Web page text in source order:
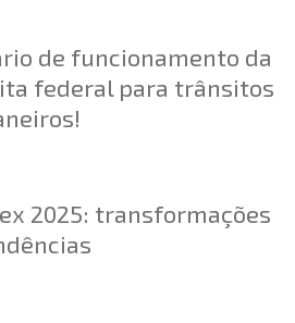
de funcionamento da
federal para trânsitos
2025: transformações